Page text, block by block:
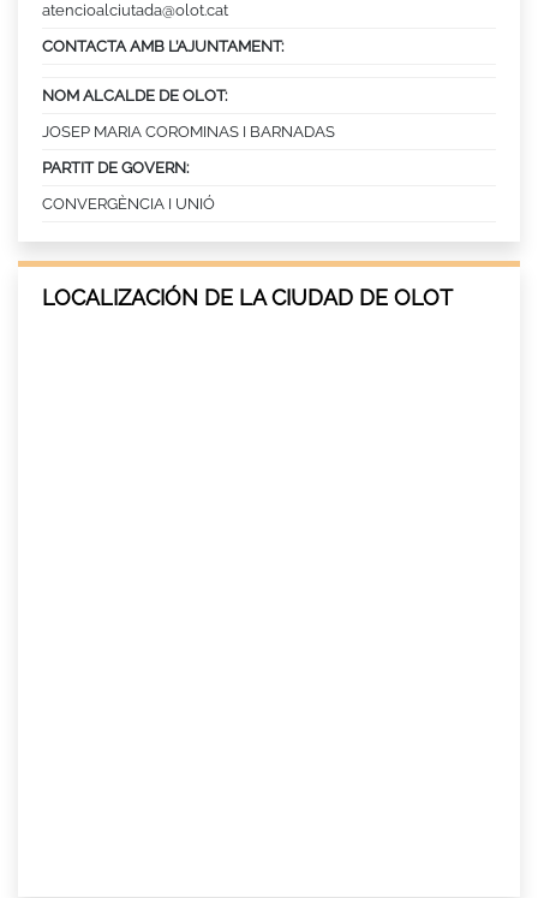
atencioalciutada@olot.cat
CONTACTA AMB L’AJUNTAMENT:
NOM ALCALDE DE OLOT:
JOSEP MARIA COROMINAS I BARNADAS
PARTIT DE GOVERN:
CONVERGÈNCIA I UNIÓ
LOCALIZACIÓN DE LA CIUDAD DE OLOT